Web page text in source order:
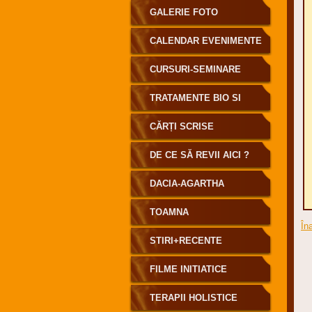
GALERIE FOTO
CALENDAR EVENIMENTE
CURSURI-SEMINARE
TRATAMENTE BIO SI
INFORENERGETICE
CĂRȚI SCRISE
DE CE SĂ REVII AICI ?
DACIA-AGARTHA
TOAMNA
STIRI+RECENTE
FILME INITIATICE
TERAPII HOLISTICE